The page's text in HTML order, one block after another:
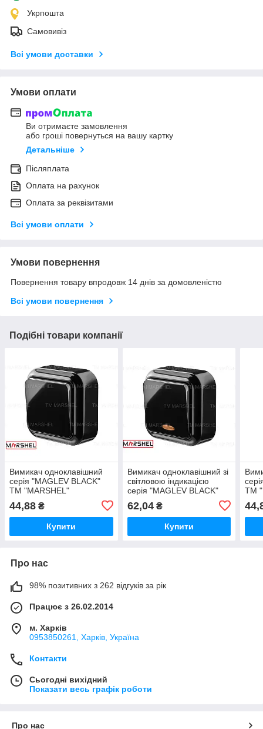
Укрпошта
Самовивіз
Всі умови доставки
Умови оплати
Ви отримаєте замовлення
або гроші повернуться на вашу картку
Детальніше
Післяплата
Оплата на рахунок
Оплата за реквізитами
Всі умови оплати
Умови повернення
Повернення товару впродовж 14 днів за домовленістю
Всі умови повернення
Подібні товари компанії
Вимикач одноклавішний
серія "MAGLEV BLACK"
ТМ "MARSHEL"
44,88 ₴
Купити
Вимикач одноклавішний зі
світловою індикацією
серія "MAGLEV BLACK"
62,04₴
Купити
ТМ
Про нас
98% позитивних з 262 відгуків за рік
Працює з 26.02.2014
м. Харків
0953850261, Харків, Україна
Контакти
Сьогодні вихідний
Показати весь графік роботи
Про нас